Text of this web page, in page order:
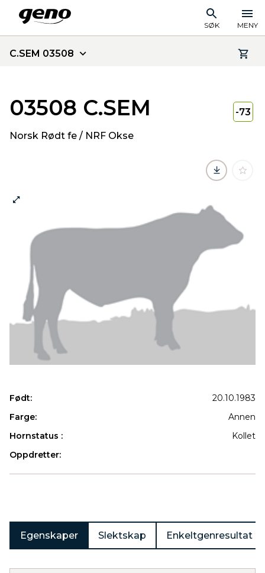
SØK MENY
C.SEM 03508
03508 C.SEM
Norsk Rødt fe / NRF Okse
-73
Født:
20.10.1983
Farge:
Annen
Hornstatus :
Kollet
Oppdretter:
Egenskaper Slektskap Enkeltgenresultat